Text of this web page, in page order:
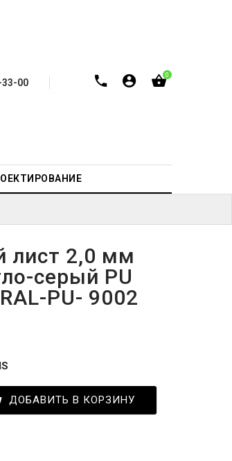
33-00
0
2,0 мм
серый PU
PU- 9002
ДОБАВИТЬ В КОРЗИНУ